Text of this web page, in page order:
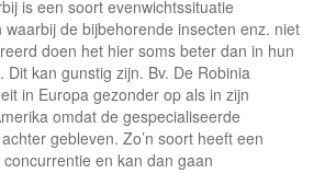
is een soort evenwichtssituatie
de bijbehorende insecten enz. niet
doen het hier soms beter dan in hun
Dit kan gunstig zijn. Bv. De Robinia
in Europa gezonder op als in zijn
omdat de gespecialiseerde
gebleven. Zo’n soort heeft een
en kan dan gaan